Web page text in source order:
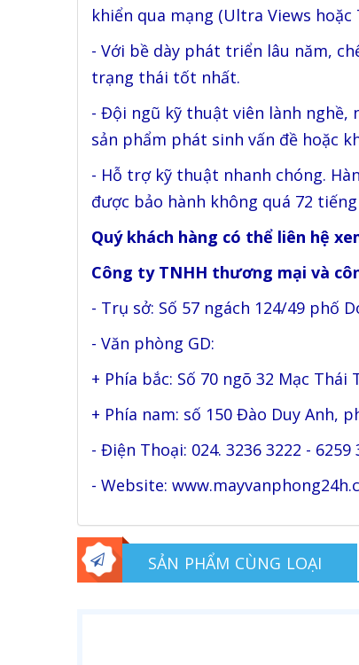
khiển qua mạng (Ultra Views hoặc
- Với bề dày phát triển lâu năm,
trạng thái tốt nhất.
- Đội ngũ kỹ thuật viên lành
sản phẩm phát sinh vấn đề hoặc
- Hỗ trợ kỹ thuật nhanh chóng.
được bảo hành không quá 72
Quý khách hàng có thể liên hệ
Công ty TNHH thương mại và
- Trụ sở: Số 57 ngách 124/49 phố
- Văn phòng GD:
+ Phía bắc: Số 70 ngõ 32 Mạc
+ Phía nam: số 150 Đào Duy Anh,
- Điện Thoại: 024. 3236 3222 -
- Website:
SẢN PHẨM CÙNG LOẠI